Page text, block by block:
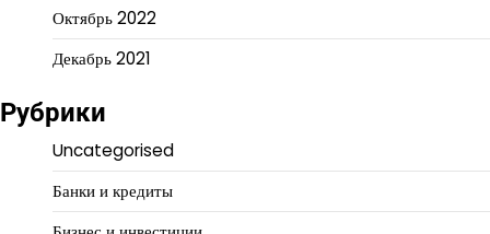
Октябрь 2022
Декабрь 2021
Рубрики
Uncategorised
Банки и кредиты